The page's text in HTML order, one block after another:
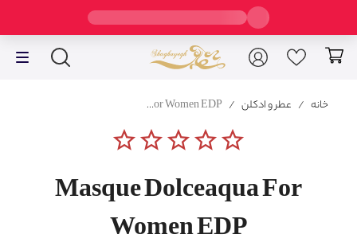
خانه / عطر و ادکلن /
Masque Dolceaqua For Women EDP
star_borderstar_borderstar_borderstar_borderstar_border
Masque Dolceaqua For
Women EDP